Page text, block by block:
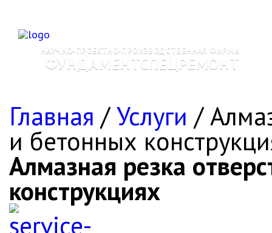
НАУЧНО-ПРОЕКТНО-ПРОИЗВОДСТВЕННАЯ ФИРМА
ФУНДАМЕНТСПЕЦРЕМОНТ
Главная /Услуги /
и бетонных
Алмазная резка
конструкциях